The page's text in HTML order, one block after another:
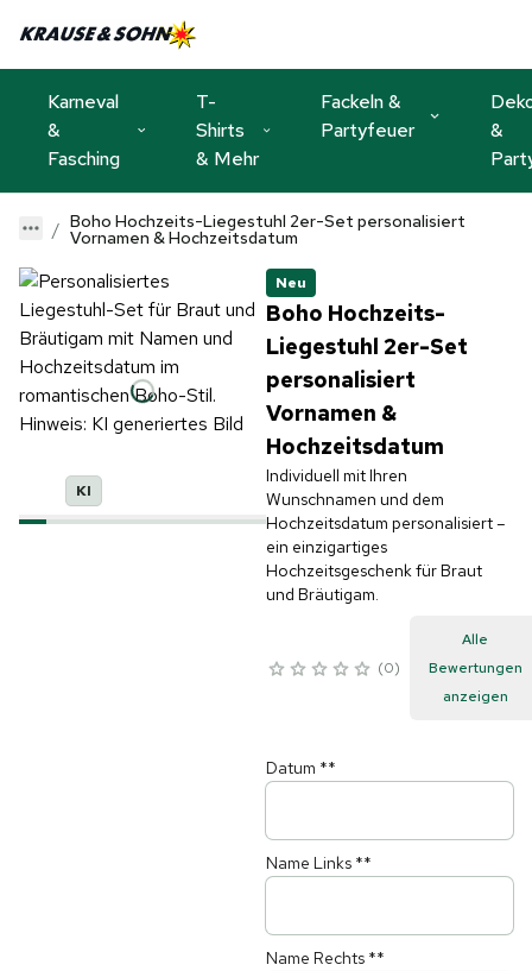
Karneval
&
Fasching
T-
Shirts
& Mehr
Fackeln &
Partyfeuer
&
Boho Hochzeits-Liegestuhl 2er-Set personalisiert
Vornamen & Hochzeitsdatum
KI
Neu
Boho Hochzeits-
Liegestuhl 2er-Set
personalisiert
Vornamen &
Hochzeitsdatum
Individuell mit Ihren
Wunschnamen und dem
Hochzeitsdatum personalisiert –
ein einzigartiges
Hochzeitsgeschenk für Braut
und Bräutigam.
0
Alle
Bewertungen
anzeigen
Datum **
Name Links **
Name Rechts **